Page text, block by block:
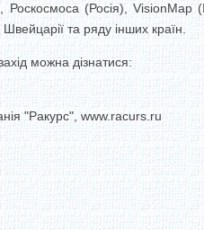
(Росія), VisionMap
та ряду інших країн.
можна дізнатися:
"Ракурс", www.racurs.ru